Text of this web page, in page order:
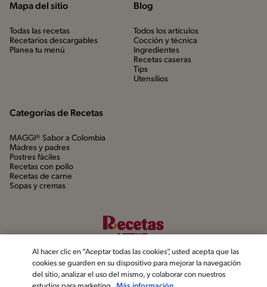
Mapa del sitio
Todas las recetas
Recetarios descargables
Planea tu menú
Blog
Todos los artículos
Cocción y técnica
Ingredientes
Recetas caseras
Tips
Utensílios
Categorias de Recetas
MAGGI® Sabor a Colombia
Madres y padres
Postres fáciles
Recetas con pollo
Recetas de carne
Sopas y cremas
Al hacer clic en “Aceptar todas las cookies”, usted acepta que las
cookies se guarden en su dispositivo para mejorar la navegación
del sitio, analizar el uso del mismo, y colaborar con nuestros